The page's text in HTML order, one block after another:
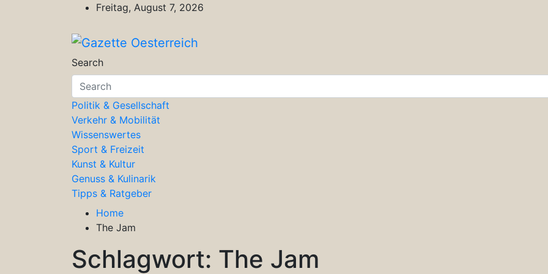
Freitag, August 7, 2026
Gazette Oesterreich
Magazin für Freizeit, Politik, Kultur & Wissenschaft
Search
Politik & Gesellschaft
Verkehr & Mobilität
Wissenswertes
Sport & Freizeit
Kunst & Kultur
Genuss & Kulinarik
Tipps & Ratgeber
Home
The Jam
Schlagwort: The Jam